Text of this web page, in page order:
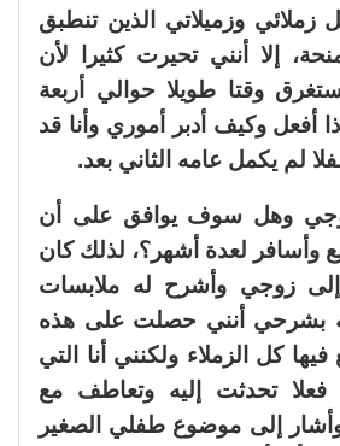
وزميلاتي الذين تنطبق
إلا أنني تحيرت كثيرا لأن
وقتا طويلا حوالي أربعة
أفعل وكيف أدبر أموري وأنا قد
لم يكمل عامه الثاني بعد.
وهل سوف يوافق على أن
وأسافر لعدة أشهر؟، لذلك كان
زوجي وأشرح له ملابسات
بشرحي أنني حصلت على هذه
كل الزملاء ولكنني أنا التي
تحدثت إليه وتعاطف مع
إلى موضوع طفلي الصغير